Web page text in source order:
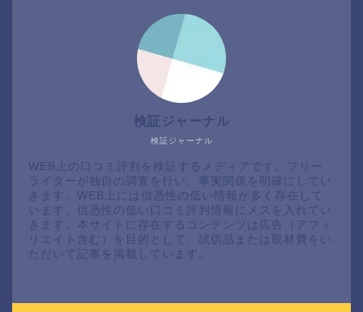
検証ジャーナル
検証ジャーナル
WEB上の口コミ評判を検証するメディアです。フリー
ライターが独自の調査を行い、事実関係を明確にしてい
きます。WEB上には信憑性の低い情報が多く存在して
います。信憑性の低い口コミ評判情報にメスを入れてい
きます。本サイトに存在するコンテンツは広告（アフィ
リエイト含む）を目的として、試供品または取材費をい
ただいて記事を掲載しています。